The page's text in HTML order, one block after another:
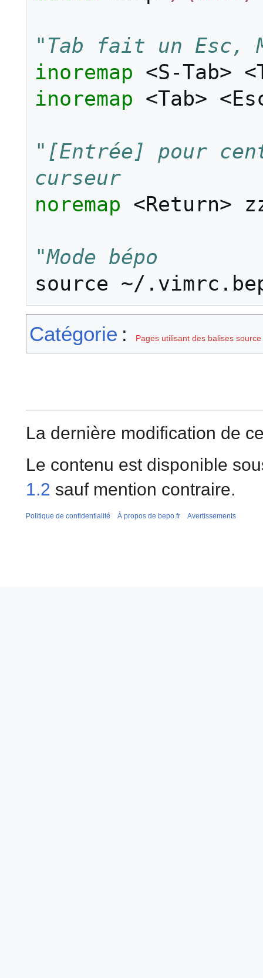
"Tab fait un Esc,
inoremap <S -Tab> <
inoremap <Tab> <
"[Entrée] pour
curseur
noremap <Return>
"Mode bépo
source ~
Catégorie : Pages utilisant des balises
La dernière modification de
Le contenu est disponible
1.2 sauf mention contraire.
Politique de confidentialité À propos de bepo.fr Avertissements